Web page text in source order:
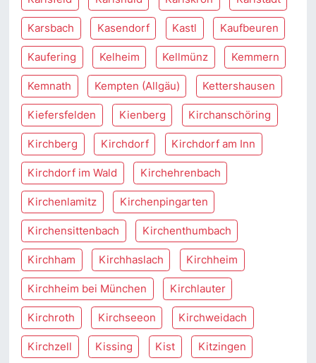
Karsbach Kasendorf Kastl Kaufbeuren
Kaufering Kelheim Kellmünz Kemmern
Kemnath Kempten (Allgäu) Kettershausen
Kiefersfelden Kienberg Kirchanschöring
Kirchberg Kirchdorf Kirchdorf am Inn
Kirchdorf im Wald Kirchehrenbach
Kirchenlamitz Kirchenpingarten
Kirchensittenbach Kirchenthumbach
Kirchham Kirchhaslach Kirchheim
Kirchheim bei München Kirchlauter
Kirchroth Kirchseeon Kirchweidach
Kirchzell Kissing Kist Kitzingen